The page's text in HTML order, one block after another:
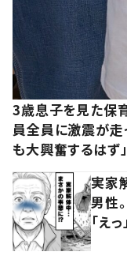
3歳息子を見た保
員全員に激震が走
も大興奮するはず」
実家
男性
「えっ」